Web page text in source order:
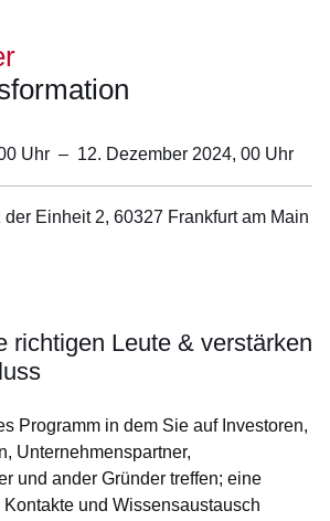
Uhr – 12. Dezember 2024, 00 Uhr
der Einheit 2, 60327 Frankfurt am Main
richtigen Leute & verstärken
Programm in dem Sie auf Investoren,
Unternehmenspartner,
und ander Gründer treffen; eine
Kontakte und Wissensaustausch